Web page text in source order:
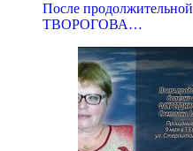
После продолжительной
ТВОРОГОВА…